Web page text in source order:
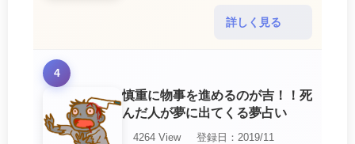
詳しく見る
4
慎重に物事を進めるのが吉！！死
んだ人が夢に出てくる夢占い
4264 View
登録日：2019/11